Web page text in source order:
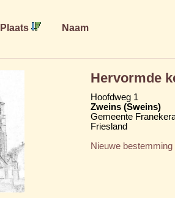
Plaats Naam
Hervormde
Hoofdweg 1
Zweins (Sweins)
Gemeente
Friesland
Nieuwe bestemming